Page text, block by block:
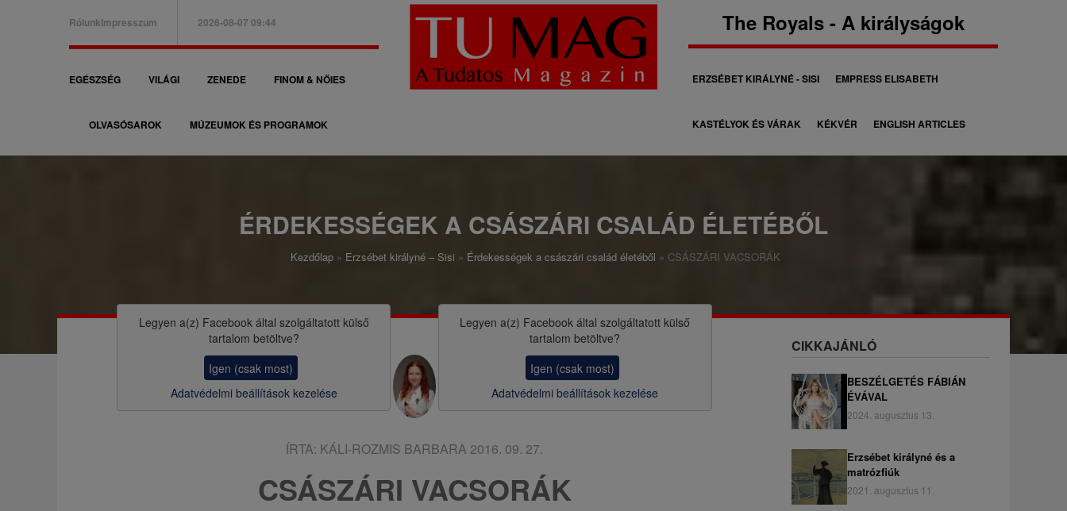
B
a
e
n
RólunkImpresszum 2026-08-07 09:44
F
a
i
EGÉSZSÉG VILÁGI ZENEDE FINOM & NŐIES
OLVASÓSAROK MÚZEUMOK ÉS PROGRAMOK
The Royals - A királyságok
M
á
s
o
l
a
g
o
s
ERZSÉBET KIRÁLYNÉ - SISI EMPRESS ELISABETH
KASTÉLYOK ÉS VÁRAK KÉKVÉR ENGLISH ARTICLES
ÉRDEKESSÉGEK A CSÁSZÁRI CSALÁD ÉLETÉBŐL
z
Kezdőlap Erzsébet királyné – Sisi Érdekességek a császári család életéből CSÁSZÁRI VACSORÁK
Legyen a(z) Facebookáltal szolgáltatott külső
tartalom betöltve?
Igen (csak most)
Adatvédelmi beállítások kezelése
Legyen a(z) Facebook által szolgáltatott külső
tartalom betöltve?
Igen (csak most)
Adatvédelmi beállítások kezelése
ÍRTA: KÁLI-ROZMIS BARBARA 2016. 09. 27.
CSÁSZÁRI VACSORÁK
CIKKAJÁNLÓ
BESZÉLGETÉS FÁBIÁN
ÉVÁVAL
2024. augusztus 13.
Erzsébet királyné és a
matrózfiúk
2021. augusztus 11.